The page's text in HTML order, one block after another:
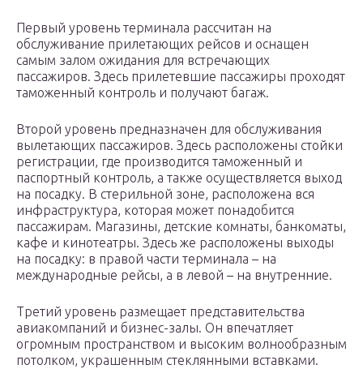
Первый уровень терминала рассчитан на
обслуживание прилетающих рейсов и оснащен
самым залом ожидания для встречающих
пассажиров. Здесь прилетевшие пассажиры проходят
таможенный контроль и получают багаж.
Второй уровень предназначен для обслуживания
вылетающих пассажиров. Здесь расположены стойки
регистрации, где производится таможенный и
паспортный контроль, а также осуществляется выход
на посадку. В стерильной зоне, расположена вся
инфраструктура, которая может понадобится
пассажирам. Магазины, детские комнаты, банкоматы,
кафе и кинотеатры. Здесь же расположены выходы
на посадку: в правой части терминала – на
международные рейсы, а в левой – на внутренние.
Третий уровень размещает представительства
авиакомпаний и бизнес-залы. Он впечатляет
огромным пространством и высоким волнообразным
потолком, украшенным стеклянными вставками.